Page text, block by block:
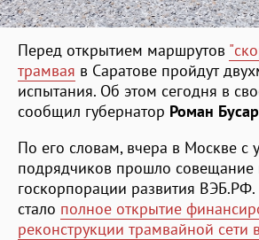
Перед открытием маршрутов
трамвая в Саратове пройдут
испытания. Об этом сегодня в
сообщил губернатор Роман
По его словам, вчера в Москве с
подрядчиков прошло
госкорпорации развития ВЭБ.РФ.
стало полное открытие
реконструкции трамвайной сети